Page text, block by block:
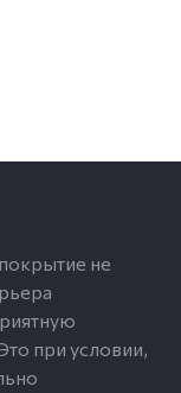
не
при условии,